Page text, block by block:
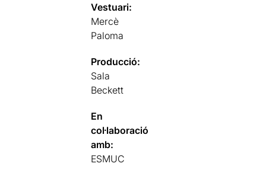
Vestuari:
Mercè
Paloma
Producció:
Sala
Beckett
En
col·laboració
amb:
ESMUC